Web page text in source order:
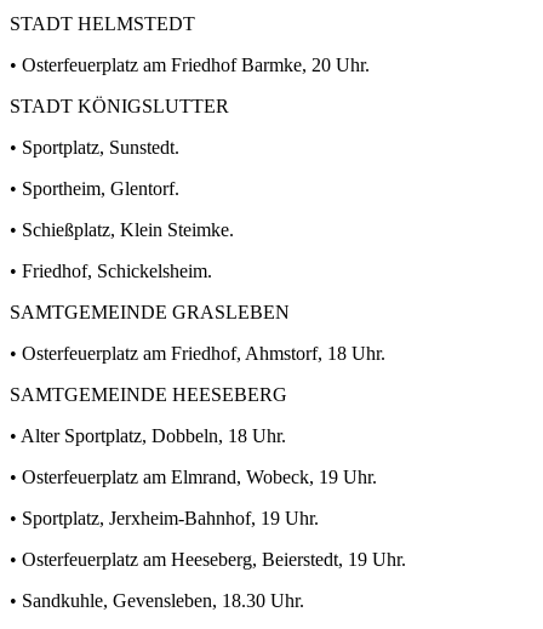
STADT HELMSTEDT
• Osterfeuerplatz am Friedhof Barmke, 20 Uhr.
STADT KÖNIGSLUTTER
• Sportplatz, Sunstedt.
• Sportheim, Glentorf.
• Schießplatz, Klein Steimke.
• Friedhof, Schickelsheim.
SAMTGEMEINDE GRASLEBEN
• Osterfeuerplatz am Friedhof, Ahmstorf, 18 Uhr.
SAMTGEMEINDE HEESEBERG
• Alter Sportplatz, Dobbeln, 18 Uhr.
• Osterfeuerplatz am Elmrand, Wobeck, 19 Uhr.
• Sportplatz, Jerxheim-Bahnhof, 19 Uhr.
• Osterfeuerplatz am Heeseberg, Beierstedt, 19 Uhr.
• Sandkuhle, Gevensleben, 18.30 Uhr.